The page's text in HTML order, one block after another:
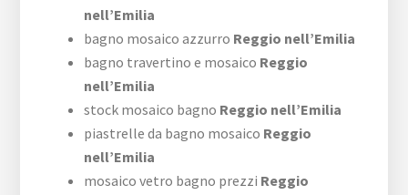
nell’Emilia
bagno mosaico azzurro Reggio nell’Emilia
bagno travertino e mosaico Reggio
nell’Emilia
stock mosaico bagno Reggio nell’Emilia
piastrelle da bagno mosaico Reggio
nell’Emilia
mosaico vetro bagno prezzi Reggio